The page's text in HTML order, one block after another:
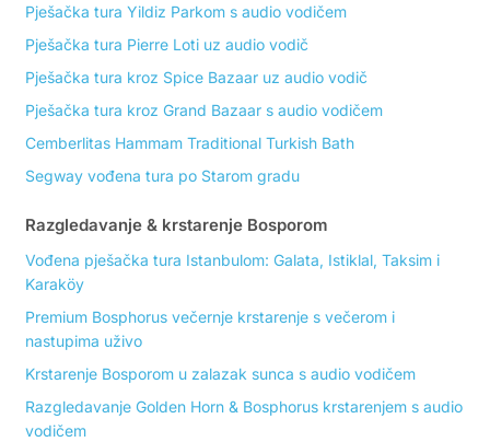
Pješačka tura Yildiz Parkom s audio vodičem
Pješačka tura Pierre Loti uz audio vodič
Pješačka tura kroz Spice Bazaar uz audio vodič
Pješačka tura kroz Grand Bazaar s audio vodičem
Cemberlitas Hammam Traditional Turkish Bath
Segway vođena tura po Starom gradu
Razgledavanje & krstarenje Bosporom
Vođena pješačka tura Istanbulom: Galata, Istiklal, Taksim i
Karaköy
Premium Bosphorus večernje krstarenje s večerom i
nastupima uživo
Krstarenje Bosporom u zalazak sunca s audio vodičem
Razgledavanje Golden Horn & Bosphorus krstarenjem s audio
vodičem